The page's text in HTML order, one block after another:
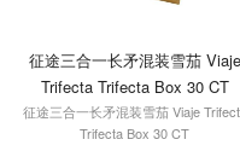
征途三合一长矛混装雪茄 Viaje
Trifecta Trifecta Box 30 CT
征途三合一长矛混装雪茄 Viaje
Trifecta Box 30 CT